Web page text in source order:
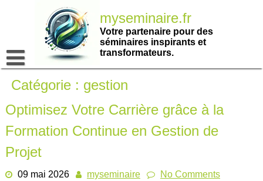
myseminaire.fr
Votre partenaire pour des
séminaires inspirants et
transformateurs.
Catégorie : gestion
Optimisez Votre Carrière grâce à la
Formation Continue en Gestion de
Projet
09 mai 2026 myseminaire No Comments